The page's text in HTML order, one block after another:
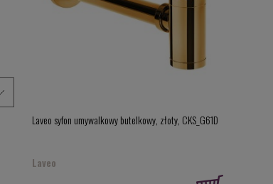
Laveo syfon umywalkowy butelkowy, złoty, CKS_G61D
Laveo